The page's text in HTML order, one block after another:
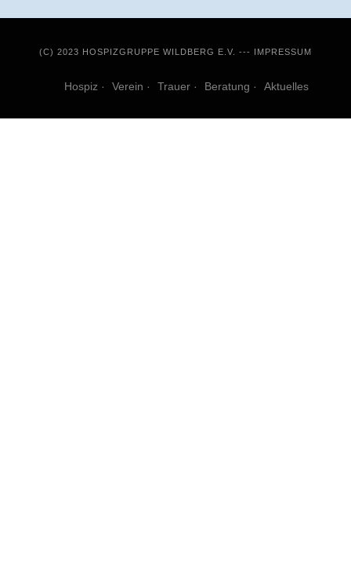
Hospiz Verein Trauer Beratung Aktuelles
(C) 2023 HOSPIZGRUPPE WILDBERG E.V. --- IMPRESSUM